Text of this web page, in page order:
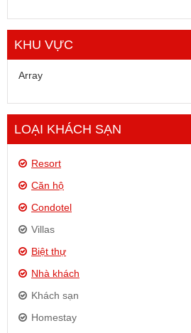
KHU VỰC
Array
LOẠI KHÁCH SẠN
Resort
Căn hộ
Condotel
Villas
Biệt thự
Nhà khách
Khách sạn
Homestay